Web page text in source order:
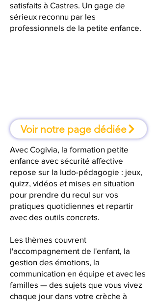
satisfaits à Castres. Un gage de
sérieux reconnu par les
professionnels de la petite enfance.
Voir notre page dédiée
Avec Cogivia, la formation petite
enfance avec sécurité affective
repose sur la ludo-pédagogie : jeux,
quizz, vidéos et mises en situation
pour prendre du recul sur vos
pratiques quotidiennes et repartir
avec des outils concrets.
Les thèmes couvrent
l'accompagnement de l'enfant, la
gestion des émotions, la
communication en équipe et avec les
familles — des sujets que vous vivez
chaque jour dans votre crèche à